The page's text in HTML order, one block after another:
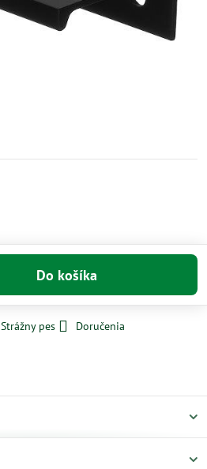
Do košíka
Strážny pes
Doručenia